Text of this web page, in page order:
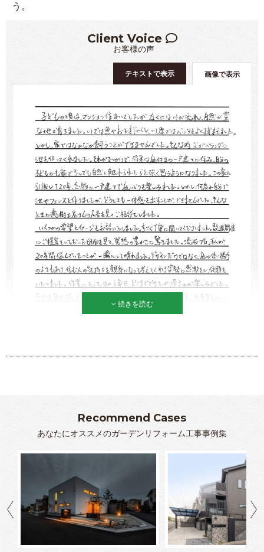
う。
Client Voice
お客様の声
画像で表示
テキストで表示
続きを読む
Recommend Cases
あなたにオススメのガーデンリフォーム工事事例集